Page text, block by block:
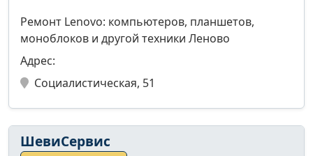
Ремонт Lenovo: компьютеров, планшетов,
моноблоков и другой техники Леново
Адрес:
Социалистическая, 51
ШевиСервис